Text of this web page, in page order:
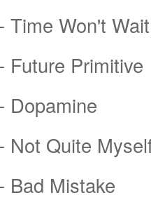
Time Won't Wait
Future Primitive
Dopamine
Not Quite
Bad Mistake